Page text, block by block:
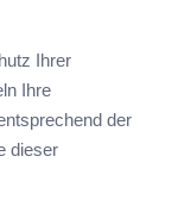
Ihrer
Ihre
der
dieser